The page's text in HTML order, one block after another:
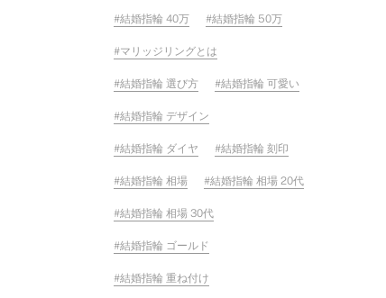
結婚指輪 40万 結婚指輪 50万
マリッジリングとは
結婚指輪 選び方 結婚指輪 可愛い
結婚指輪 デザイン
結婚指輪 ダイヤ 結婚指輪 刻印
結婚指輪 相場 結婚指輪 相場 20代
結婚指輪 相場 30代
結婚指輪 ゴールド
結婚指輪 重ね付け